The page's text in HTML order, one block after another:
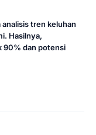
tren keluhan
Hasilnya,
90% dan potensi